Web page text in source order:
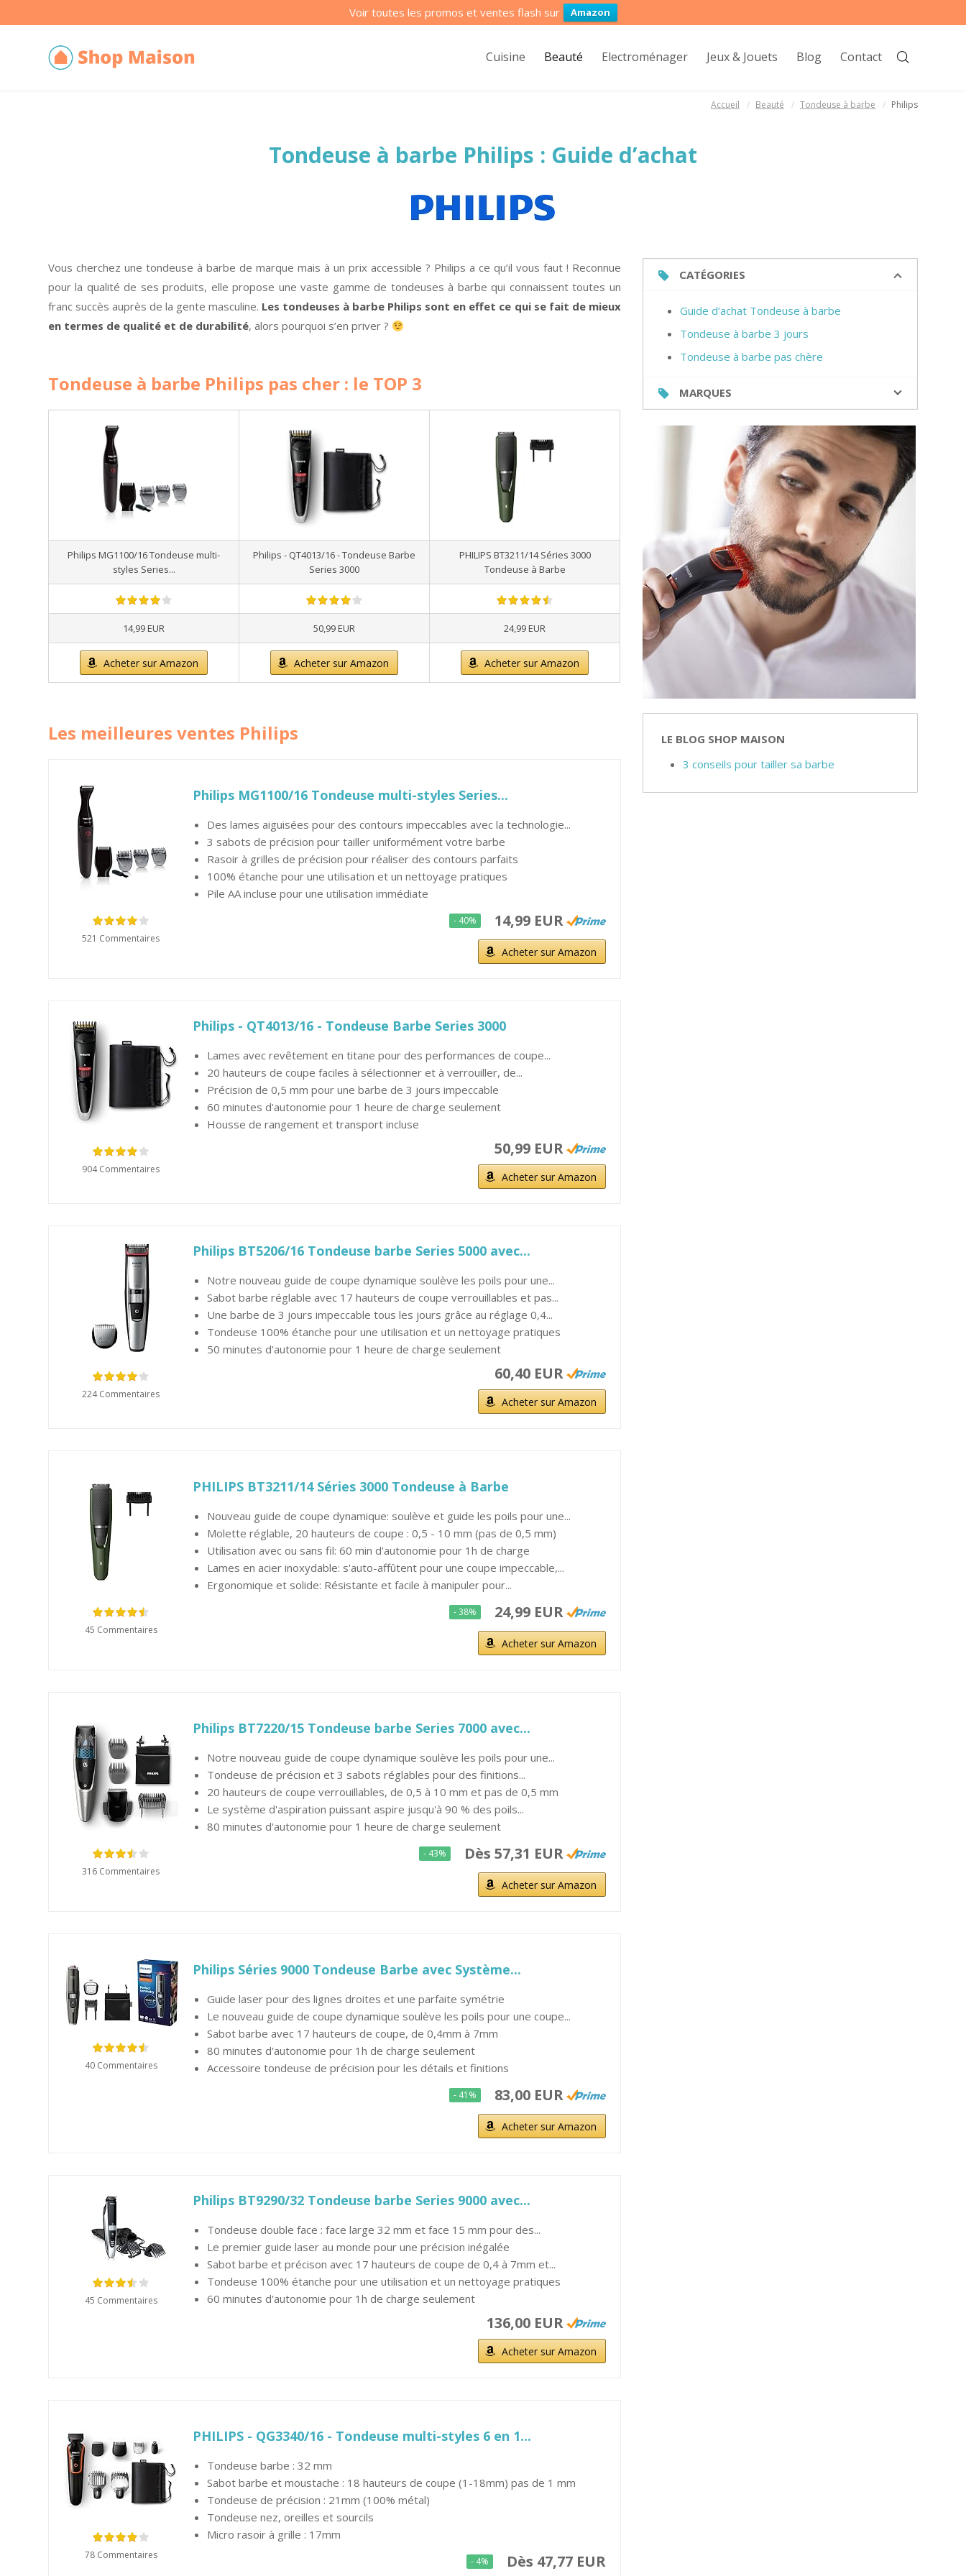
Voir toutes les promos et ventes flash sur Amazon
Cuisine Beauté Electroménager Jeux & Jouets Blog Contact
Accueil Beauté Tondeuse à barbe Philips
Tondeuse à barbe Philips : Guide d’achat
Vous cherchez une tondeuse à barbe de marque mais à un prix accessible ? Philips a ce qu’il vous faut ! Reconnue
pour la qualité de ses produits, elle propose une vaste gamme de tondeuses à barbe qui connaissent toutes un
franc succès auprès de la gente masculine. Les tondeuses à barbe Philips sont en effet ce qui se fait de mieux
en termes de qualité et de durabilité, alors pourquoi s’en priver ?
Tondeuse à barbe Philips pas cher : le TOP 3
Philips MG1100/16 Tondeuse multi-
styles Series...
Philips - QT4013/16 - Tondeuse Barbe
Series 3000
PHILIPS BT3211/14 Séries 3000
Tondeuse à Barbe
14,99 EUR 50,99 EUR 24,99 EUR
Acheter sur Amazon Acheter sur Amazon Acheter sur Amazon
Les meilleures ventes Philips
521 Commentaires
Philips MG1100/16 Tondeuse multi-styles Series...
Des lames aiguisées pour des contours impeccables avec la technologie...
3 sabots de précision pour tailler uniformément votre barbe
Rasoir à grilles de précision pour réaliser des contours parfaits
100% étanche pour une utilisation et un nettoyage pratiques
Pile AA incluse pour une utilisation immédiate
- 40% 14,99 EUR
Acheter sur Amazon
904 Commentaires
Philips - QT4013/16 - Tondeuse Barbe Series 3000
Lames avec revêtement en titane pour des performances de coupe...
20 hauteurs de coupe faciles à sélectionner et à verrouiller, de...
Précision de 0,5 mm pour une barbe de 3 jours impeccable
60 minutes d'autonomie pour 1 heure de charge seulement
Housse de rangement et transport incluse
50,99 EUR
Acheter sur Amazon
224 Commentaires
Philips BT5206/16 Tondeuse barbe Series 5000 avec...
Notre nouveau guide de coupe dynamique soulève les poils pour une...
Sabot barbe réglable avec 17 hauteurs de coupe verrouillables et pas...
Une barbe de 3 jours impeccable tous les jours grâce au réglage 0,4...
Tondeuse 100% étanche pour une utilisation et un nettoyage pratiques
50 minutes d'autonomie pour 1 heure de charge seulement
60,40 EUR
Acheter sur Amazon
45 Commentaires
PHILIPS BT3211/14 Séries 3000 Tondeuse à Barbe
Nouveau guide de coupe dynamique: soulève et guide les poils pour une...
Molette réglable, 20 hauteurs de coupe : 0,5 - 10 mm (pas de 0,5 mm)
Utilisation avec ou sans fil: 60 min d'autonomie pour 1h de charge
Lames en acier inoxydable: s'auto-affûtent pour une coupe impeccable,...
Ergonomique et solide: Résistante et facile à manipuler pour...
- 38% 24,99 EUR
Acheter sur Amazon
316 Commentaires
Philips BT7220/15 Tondeuse barbe Series 7000 avec...
Notre nouveau guide de coupe dynamique soulève les poils pour une...
Tondeuse de précision et 3 sabots réglables pour des finitions...
20 hauteurs de coupe verrouillables, de 0,5 à 10 mm et pas de 0,5 mm
Le système d'aspiration puissant aspire jusqu'à 90 % des poils...
80 minutes d'autonomie pour 1 heure de charge seulement
- 43% Dès 57,31 EUR
Acheter sur Amazon
40 Commentaires
Philips Séries 9000 Tondeuse Barbe avec Système...
Guide laser pour des lignes droites et une parfaite symétrie
Le nouveau guide de coupe dynamique soulève les poils pour une coupe...
Sabot barbe avec 17 hauteurs de coupe, de 0,4mm à 7mm
80 minutes d'autonomie pour 1h de charge seulement
Accessoire tondeuse de précision pour les détails et finitions
- 41% 83,00 EUR
Acheter sur Amazon
45 Commentaires
Philips BT9290/32 Tondeuse barbe Series 9000 avec...
Tondeuse double face : face large 32 mm et face 15 mm pour des...
Le premier guide laser au monde pour une précision inégalée
Sabot barbe et précison avec 17 hauteurs de coupe de 0,4 à 7mm et...
Tondeuse 100% étanche pour une utilisation et un nettoyage pratiques
60 minutes d'autonomie pour 1h de charge seulement
136,00 EUR
Acheter sur Amazon
78 Commentaires
PHILIPS - QG3340/16 - Tondeuse multi-styles 6 en 1...
Tondeuse barbe : 32 mm
Sabot barbe et moustache : 18 hauteurs de coupe (1-18mm) pas de 1 mm
Tondeuse de précision : 21mm (100% métal)
Tondeuse nez, oreilles et sourcils
Micro rasoir à grille : 17mm
- 4% Dès 47,77 EUR
CATÉGORIES
Guide d’achat Tondeuse à barbe
Tondeuse à barbe 3 jours
Tondeuse à barbe pas chère
MARQUES
LE BLOG SHOP MAISON
3 conseils pour tailler sa barbe